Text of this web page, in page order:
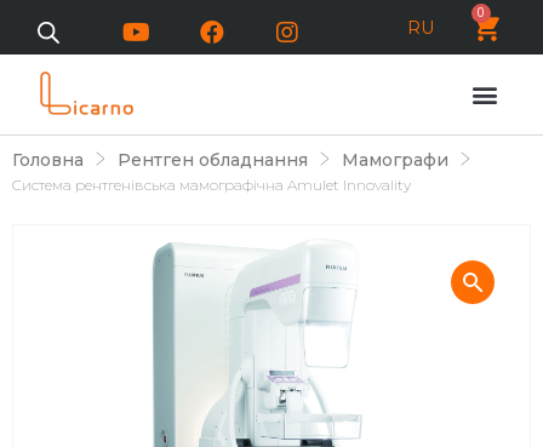
RU
0
Головна Рентген обладнання Мамографи
Cистема рентгенівська мамографічна Amulet Innovality